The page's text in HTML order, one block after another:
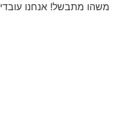
משהו מתבשל! אנחנו